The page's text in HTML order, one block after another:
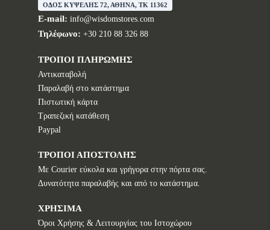
ΟΔΟΣ ΚΥΨΕΛΗΣ 72, ΑΘΗΝΑ, TK 11362
E-mail: info@wisdomstores.com
Τηλέφωνο: +30 210 88 326 88
ΤΡΟΠΟΙ ΠΛΗΡΩΜΗΣ
Αντικαταβολή
Παραλαβή στο κατάστημα
Πιστωτική κάρτα
Τραπεζική κατάθεση
Paypal
ΤΡΟΠΟΙ ΑΠΟΣΤΟΛΗΣ
Με Courier εύκολα και γρήγορα στην πόρτα σας.
Δυνατότητα παραλαβής και από το κατάστημα.
ΧΡΗΣΙΜΑ
Όροι Χρήσης & Λειτουργίας του Ιστοχώρου